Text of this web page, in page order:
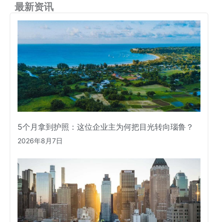
最新资讯
5个月拿到护照：这位企业主为何把目光转向瑙鲁？
2026年8月7日